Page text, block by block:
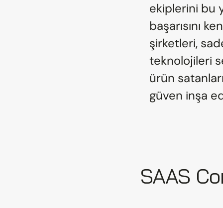
ekiplerini bu
başarısını
şirketleri,
teknolojileri
ürün
güven inşa
SAAS